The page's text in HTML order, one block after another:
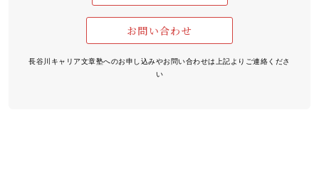
お問い合わせ
長谷川キャリア文章塾へのお申し込みやお問い合わせは上記よりご連絡くださ
い